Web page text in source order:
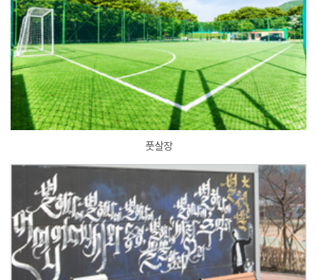
풋살장